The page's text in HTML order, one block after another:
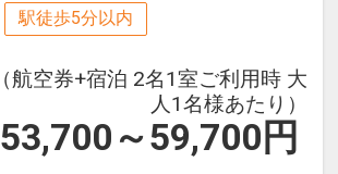
駅徒歩5分以内
（航空券+宿泊 2名1室ご利用時 大
人1名様あたり）
53,700～59,700 円